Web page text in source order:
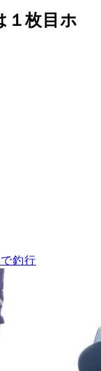
１枚目ホ
釣行